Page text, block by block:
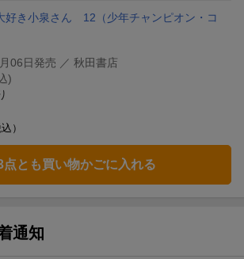
好き小泉さん 12 （少年チャンピオン・コ
06日発売 ／ 秋田書店
)
）
点とも買い物かごに入れる
通知